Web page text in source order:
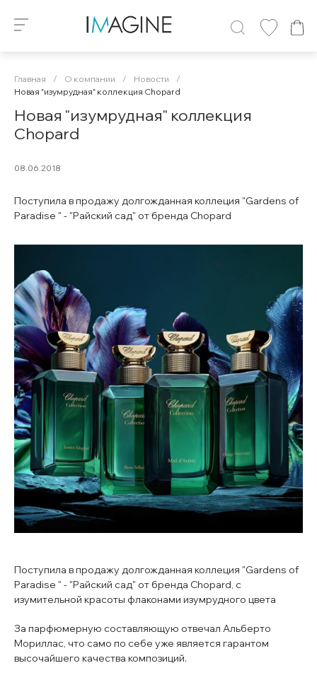
Главная / О компании / Новости
/
Новая "изумрудная" коллекция Chopard
Новая "изумрудная" коллекция
Chopard
08.06.2018
Поступила в продажу долгожданная коллеция "Gardens of
Paradise " - "Райский сад" от бренда Chopard
Поступила в продажу долгожданная коллеция "Gardens of
Paradise " - "Райский сад" от бренда Chopard, с
изумительной красоты флаконами изумрудного цвета
За парфюмерную составляющую отвечал Альберто
Мориллас, что само по себе уже является гарантом
высочайшего качества композиций.